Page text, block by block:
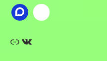
Ссылка